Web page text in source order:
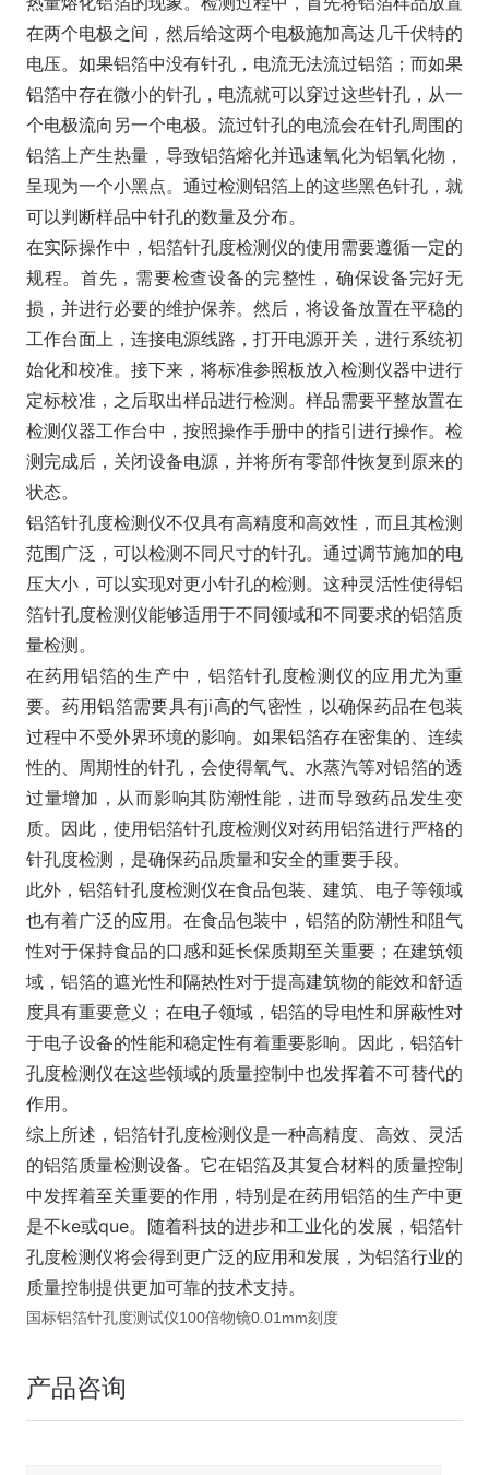
在两个电极之间，然后给这两个电极施加高达几千伏特的
电压。如果铝箔中没有针孔，电流无法流过铝箔；而如果
铝箔中存在微小的针孔，电流就可以穿过这些针孔，从一
个电极流向另一个电极。流过针孔的电流会在针孔周围的
铝箔上产生热量，导致铝箔熔化并迅速氧化为铝氧化物，
呈现为一个小黑点。通过检测铝箔上的这些黑色针孔，就
可以判断样品中针孔的数量及分布。
在实际操作中，铝箔针孔度检测仪的使用需要遵循一定的
规程。首先，需要检查设备的完整性，确保设备完好无
损，并进行必要的维护保养。然后，将设备放置在平稳的
工作台面上，连接电源线路，打开电源开关，进行系统初
始化和校准。接下来，将标准参照板放入检测仪器中进行
定标校准，之后取出样品进行检测。样品需要平整放置在
检测仪器工作台中，按照操作手册中的指引进行操作。检
测完成后，关闭设备电源，并将所有零部件恢复到原来的
状态。
铝箔针孔度检测仪不仅具有高精度和高效性，而且其检测
范围广泛，可以检测不同尺寸的针孔。通过调节施加的电
压大小，可以实现对更小针孔的检测。这种灵活性使得铝
箔针孔度检测仪能够适用于不同领域和不同要求的铝箔质
量检测。
在药用铝箔的生产中，铝箔针孔度检测仪的应用尤为重
要。药用铝箔需要具有ji高的气密性，以确保药品在包装
过程中不受外界环境的影响。如果铝箔存在密集的、连续
性的、周期性的针孔，会使得氧气、水蒸汽等对铝箔的透
过量增加，从而影响其防潮性能，进而导致药品发生变
质。因此，使用铝箔针孔度检测仪对药用铝箔进行严格的
针孔度检测，是确保药品质量和安全的重要手段。
此外，铝箔针孔度检测仪在食品包装、建筑、电子等领域
也有着广泛的应用。在食品包装中，铝箔的防潮性和阻气
性对于保持食品的口感和延长保质期至关重要；在建筑领
域，铝箔的遮光性和隔热性对于提高建筑物的能效和舒适
度具有重要意义；在电子领域，铝箔的导电性和屏蔽性对
于电子设备的性能和稳定性有着重要影响。因此，铝箔针
孔度检测仪在这些领域的质量控制中也发挥着不可替代的
作用。
综上所述，铝箔针孔度检测仪是一种高精度、高效、灵活
的铝箔质量检测设备。它在铝箔及其复合材料的质量控制
中发挥着至关重要的作用，特别是在药用铝箔的生产中更
是不ke或que。随着科技的进步和工业化的发展，铝箔针
孔度检测仪将会得到更广泛的应用和发展，为铝箔行业的
质量控制提供更加可靠的技术支持。
国标铝箔针孔度测试仪100倍物镜0.01mm刻度
产品咨询